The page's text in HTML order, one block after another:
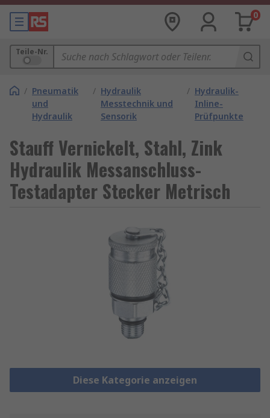
0
Teile-Nr.
/ Pneumatik
und
Hydraulik
/ Hydraulik
Messtechnik und
Sensorik
/ Hydraulik-
Inline-
Prüfpunkte
Stauff Vernickelt, Stahl, Zink
Hydraulik Messanschluss-
Testadapter Stecker Metrisch
Diese Kategorie anzeigen